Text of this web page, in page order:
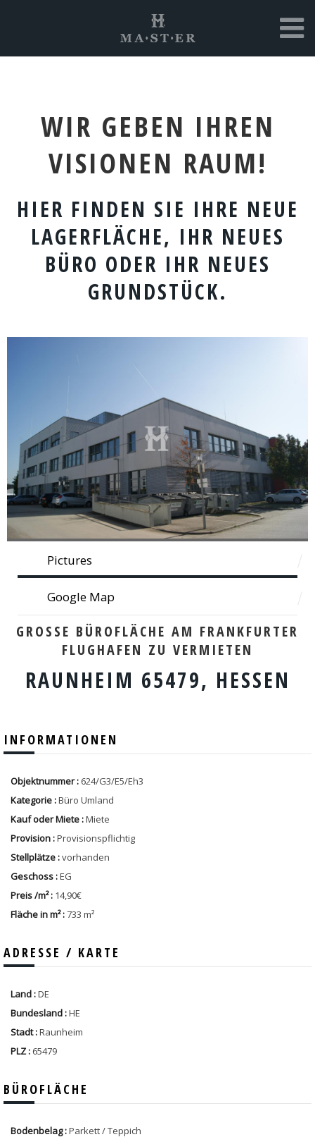
WIR GEBEN IHREN
VISIONEN RAUM!
HIER FINDEN SIE IHRE NEUE
LAGERFLÄCHE, IHR NEUES
BÜRO ODER IHR NEUES
GRUNDSTÜCK.
Pictures
Google Map
GROSSE BÜROFLÄCHE AM FRANKFURTER F
LUGHAFEN ZU VERMIETEN
RAUNHEIM 65479, HESSEN
INFORMATIONEN
Objektnummer : 624/G3/E5/Eh3
Kategorie :Büro Umland
Kauf oder Miete :Miete
Provision :Provisionspflichtig
Stellplätze :vorhanden
Geschoss :EG
Preis /m² : 14,90€
Fläche in m² :733 m²
ADRESSE / KARTE
Land :DE
Bundesland :HE
Stadt :Raunheim
PLZ : 65479
BÜROFLÄCHE
Bodenbelag :Parkett / Teppich